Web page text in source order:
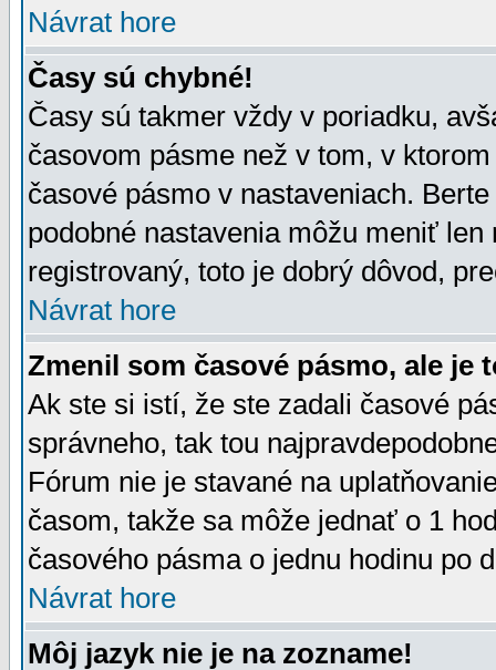
Návrat hore
Časy sú chybné!
Časy sú takmer vždy v poriadku,
časovom pásme než v tom, v
časové pásmo v nastaveniach.
podobné nastavenia môžu meniť
registrovaný, toto je dobrý dôvod,
Návrat hore
Zmenil som časové pásmo, ale je
Ak ste si istí, že ste zadali časové
správneho, tak tou
Fórum nie je stavané na
časom, takže sa môže jednať o 1
časového pásma o jednu hodinu po
Návrat hore
Môj jazyk nie je na zozname!